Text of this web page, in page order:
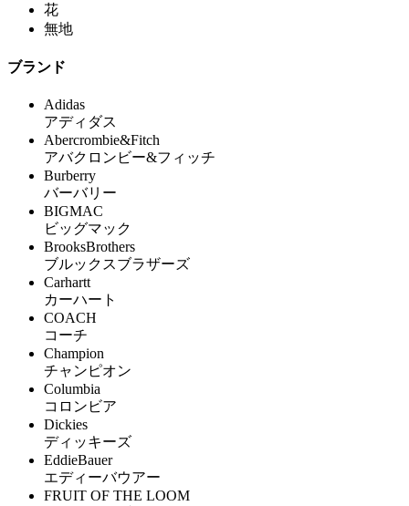
花
無地
ブランド
Adidas
アディダス
Abercrombie&Fitch
アバクロンビー&フィッチ
Burberry
バーバリー
BIGMAC
ビッグマック
BrooksBrothers
ブルックスブラザーズ
Carhartt
カーハート
COACH
コーチ
Champion
チャンピオン
Columbia
コロンビア
Dickies
ディッキーズ
EddieBauer
エディーバウアー
FRUIT OF THE LOOM